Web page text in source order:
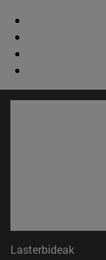
Lasterbideak